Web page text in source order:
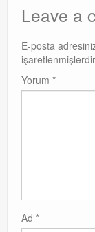
Leave a
E-posta
işaretlenmişlerdir
Yorum *
Ad *